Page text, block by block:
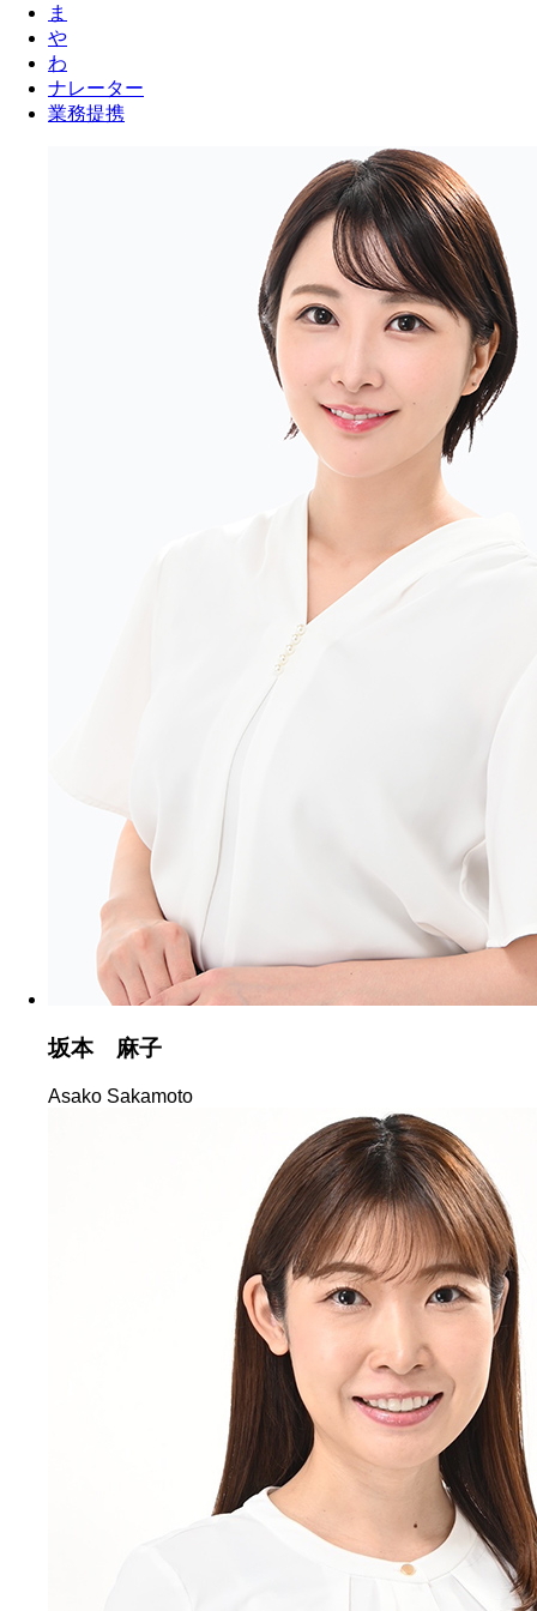
ま
や
わ
ナレーター
業務提携
坂本 麻子
Asako Sakamoto